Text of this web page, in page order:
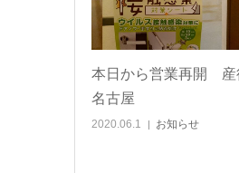
本日から営業再開
名古屋
2020.06.1 お知らせ